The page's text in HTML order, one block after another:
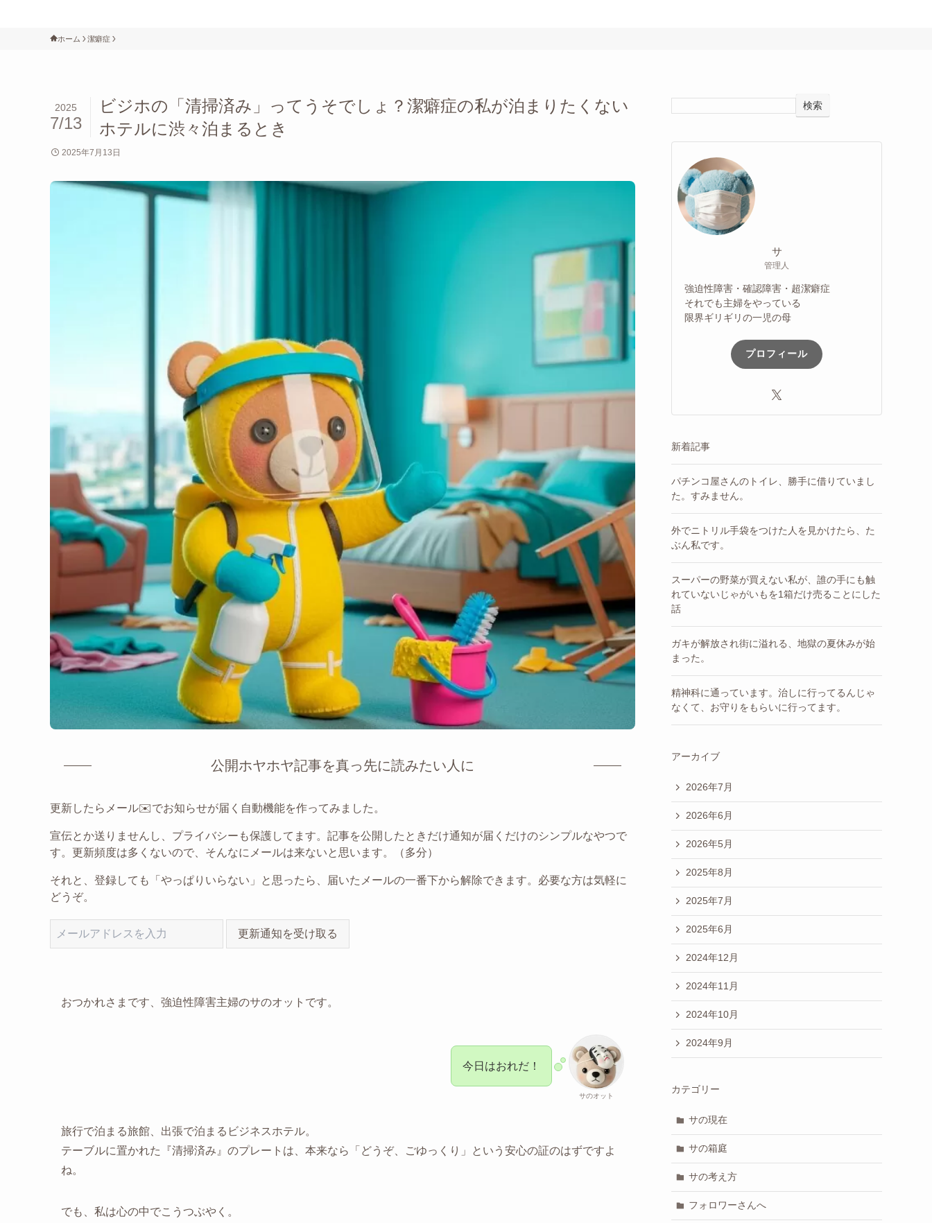
ホーム 潔癖症
ビジホの「清掃済み」ってうそでしょ？潔癖症の私が泊まりたくない
ホテルに渋々泊まるとき
2025
7/13
2025年7月13日
公開ホヤホヤ記事を真っ先に読みたい人に
更新したらメール✉️でお知らせが届く自動機能を作ってみました。
宣伝とか送りませんし、プライバシーも保護してます。記事を公開したときだけ通知が届くだけのシンプルなやつで
す。更新頻度は多くないので、そんなにメールは来ないと思います。（多分）
それと、登録しても「やっぱりいらない」と思ったら、届いたメールの一番下から解除できます。必要な方は気軽に
どうぞ。
更新通知を受け取る
おつかれさまです、強迫性障害主婦のサのオットです。
サのオット
今日はおれだ！
旅行で泊まる旅館、出張で泊まるビジネスホテル。
テーブルに置かれた『清掃済み』のプレートは、本来なら「どうぞ、ごゆっくり」という安心の証のはずですよ
ね。
でも、私は心の中でこうつぶやく。
検索
サ
管理人
強迫性障害・確認障害・超潔癖症
それでも主婦をやっている
限界ギリギリの一児の母
プロフィール
新着記事
パチンコ屋さんのトイレ、勝手に借りていまし
た。すみません。
外でニトリル手袋をつけた人を見かけたら、た
ぶん私です。
スーパーの野菜が買えない私が、誰の手にも触
れていないじゃがいもを1箱だけ売ることにした
話
ガキが解放され街に溢れる、地獄の夏休みが始
まった。
精神科に通っています。治しに行ってるんじゃ
なくて、お守りをもらいに行ってます。
アーカイブ
2026年7月
2026年6月
2026年5月
2025年8月
2025年7月
2025年6月
2024年12月
2024年11月
2024年10月
2024年9月
カテゴリー
サの現在
サの箱庭
サの考え方
フォロワーさんへ